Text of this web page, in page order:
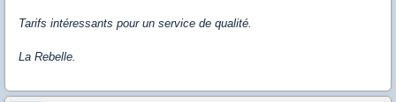
Tarifs intéressants pour un service de qualité.
La Rebelle.